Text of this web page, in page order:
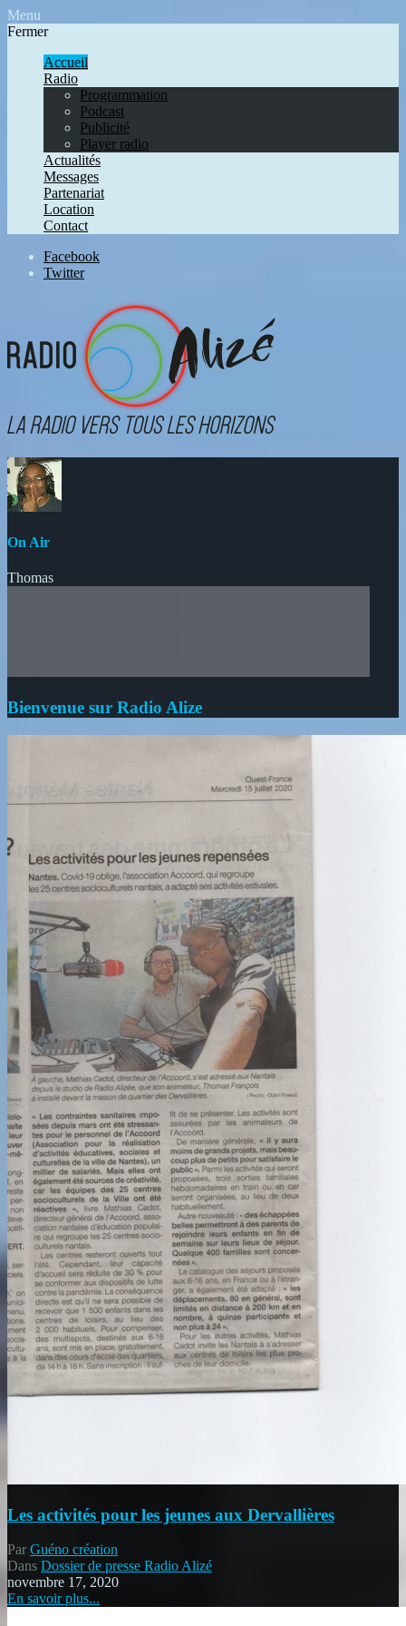
Menu
Fermer
Accueil
Radio
Programmation
Podcast
Publicité
Player radio
Actualités
Messages
Partenariat
Location
Contact
Facebook
Twitter
On Air
Thomas
Bienvenue sur Radio Alize
Les activités pour les jeunes aux Dervallières
Par Guéno création
Dans Dossier de presse Radio Alizé
novembre 17, 2020
En savoir plus...